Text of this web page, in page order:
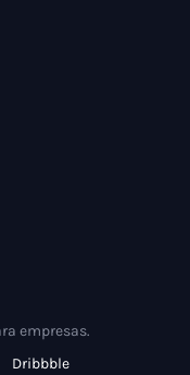
empresas.
Dribbble